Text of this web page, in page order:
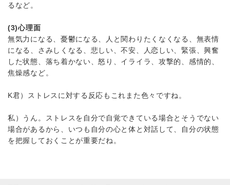
るなど。
(3)心理面
無気力になる、憂鬱になる、人と関わりたくなくなる、無表情
になる、さみしくなる、悲しい、不安、人恋しい、緊張、興奮
した状態、落ち着かない、怒り、イライラ、攻撃的、感情的、
焦燥感など。
K君）ストレスに対する反応もこれまた色々ですね。
私）うん。ストレスを自分で自覚できている場合とそうでない
場合があるから、いつも自分の心と体と対話して、自分の状態
を把握しておくことが重要だね。